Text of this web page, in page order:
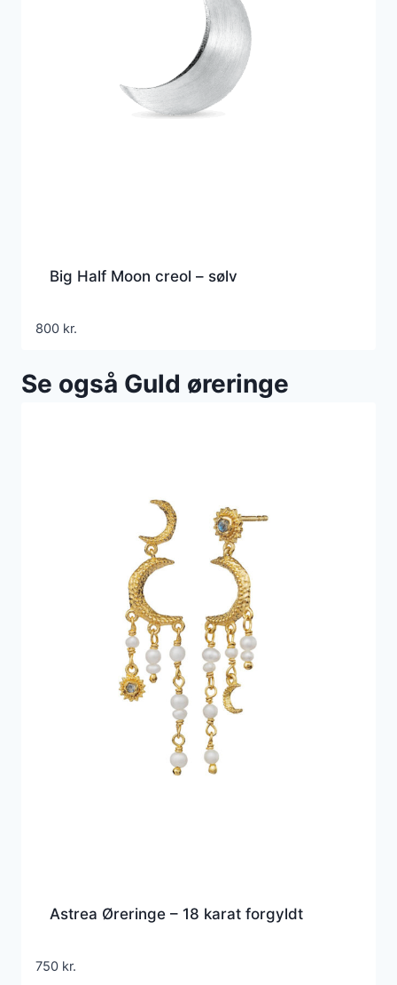
Big Half Moon creol – sølv
800 kr.
Se også Guld øreringe
Astrea Øreringe – 18 karat forgyldt
750 kr.